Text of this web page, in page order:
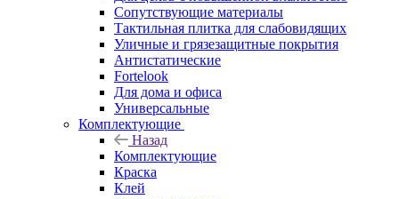
Сопутствующие материалы
Тактильная плитка для слабовидящих
Уличные и грязезащитные покрытия
Антистатические
Fortelook
Для дома и офиса
Универсальные
Комплектующие
Назад
Комплектующие
Краска
Клей